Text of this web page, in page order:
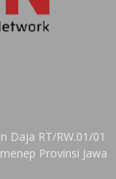
Daja RT/RW.01/01
Provinsi Jawa